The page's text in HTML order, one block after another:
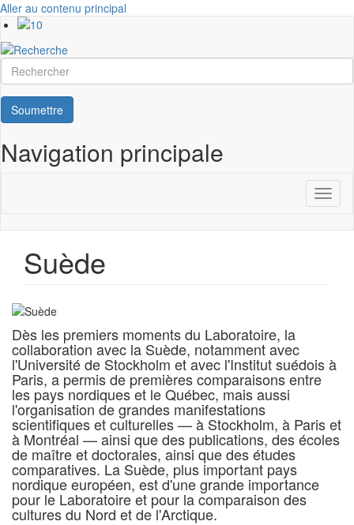
Aller au contenu principal
Rechercher
Soumettre
Navigation principale
Suède
Dès les premiers moments du Laboratoire, la
collaboration avec la Suède, notamment avec
l'Université de Stockholm et avec l'Institut suédois à
Paris, a permis de premières comparaisons entre
les pays nordiques et le Québec, mais aussi
l'organisation de grandes manifestations
scientifiques et culturelles — à Stockholm, à Paris et
à Montréal — ainsi que des publications, des écoles
de maître et doctorales, ainsi que des études
comparatives. La Suède, plus important pays
nordique européen, est d'une grande importance
pour le Laboratoire et pour la comparaison des
cultures du Nord et de l'Arctique.